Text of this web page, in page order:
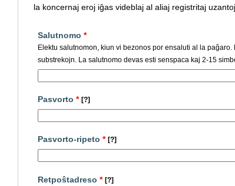
la koncernaj eroj iĝas videblaj al aliaj registritaj uzantoj.
Salutnomo *
Elektu salutnomon, kiun vi bezonos por ensaluti al la
substrekojn. La salutnomo devas esti senspaca kaj 2-15
Pasvorto * [?]
Pasvorto-ripeto * [?]
Retpoŝtadreso * [?]